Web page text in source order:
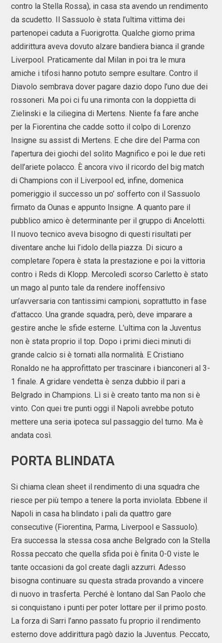
contro la Stella Rossa), in casa sta avendo un rendimento
da scudetto. Il Sassuolo è stata l’ultima vittima dei
partenopei caduta a Fuorigrotta. Qualche giorno prima
addirittura aveva dovuto alzare bandiera bianca il grande
Liverpool. Praticamente dal Milan in poi tra le mura
amiche i tifosi hanno potuto sempre esultare. Contro il
Diavolo sembrava dover pagare dazio dopo l’uno due dei
rossoneri. Ma poi ci fu una rimonta con la doppietta di
Zielinski e la ciliegina di Mertens. Niente fa fare anche
per la Fiorentina che cadde sotto il colpo di Lorenzo
Insigne su assist di Mertens. E che dire del Parma con
l’apertura dei giochi del solito Magnifico e poi le due reti
dell’ariete polacco. È ancora vivo il ricordo del big match
di Champions con il Liverpool ed, infine, domenica
pomeriggio il successo un po’ sofferto con il Sassuolo
firmato da Ounas e appunto Insigne. A quanto pare il
pubblico amico è determinante per il gruppo di Ancelotti.
Il nuovo tecnico aveva bisogno di questi risultati per
diventare anche lui l’idolo della piazza. Di sicuro a
completare l’opera è stata la prestazione e poi la vittoria
contro i Reds di Klopp. Mercoledì scorso Carletto è stato
un mago al punto tale da rendere inoffensivo
un’avversaria con tantissimi campioni, soprattutto in fase
d’attacco. Una grande squadra, però, deve imparare a
gestire anche le sfide esterne. L’ultima con la Juventus
non è stata proprio il top. Dopo i primi dieci minuti di
grande calcio si è tornati alla normalità. E Cristiano
Ronaldo ne ha approfittato per trascinare i bianconeri al 3-
1 finale. A gridare vendetta è senza dubbio il pari a
Belgrado in Champions. Lì si è creato tanto ma non si è
vinto. Con quei tre punti oggi il Napoli avrebbe potuto
mettere una seria ipoteca sul passaggio del turno. Ma è
andata così.
PORTA BLINDATA
Si chiama clean sheet il rendimento di una squadra che
riesce per più tempo a tenere la porta inviolata. Ebbene il
Napoli in casa ha blindato i pali da quattro gare
consecutive (Fiorentina, Parma, Liverpool e Sassuolo).
Era successa la stessa cosa anche Belgrado con la Stella
Rossa peccato che quella sfida poi è finita 0-0 viste le
tante occasioni da gol create dagli azzurri. Adesso
bisogna continuare su questa strada provando a vincere
di nuovo in trasferta. Perché è lontano dal San Paolo che
si conquistano i punti per poter lottare per il primo posto.
La forza di Sarri l’anno passato fu proprio il rendimento
esterno dove addirittura pagò dazio la Juventus. Peccato,